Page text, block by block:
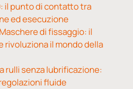
il punto di contatto tra
ed esecuzione
di fissaggio: il
rivoluziona il mondo della
rulli senza lubrificazione:
fluide